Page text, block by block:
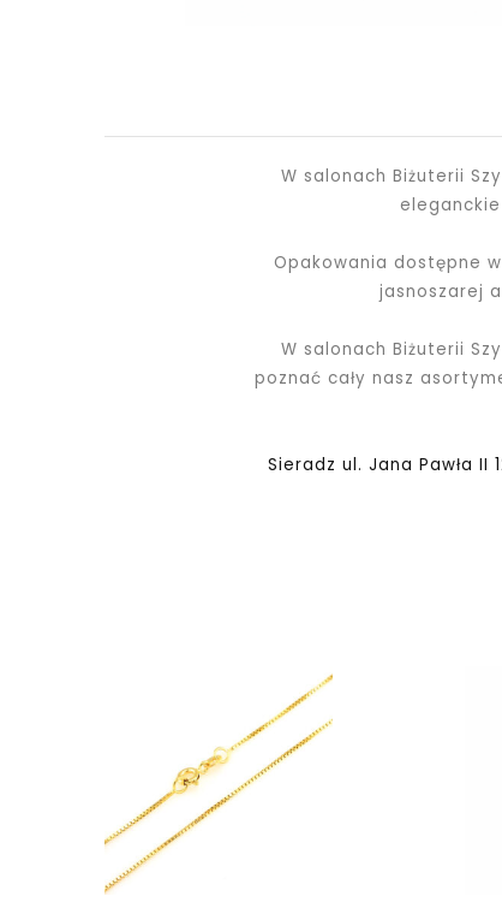
W salonach Biżuterii
Opakowania dostępne
jasnoszarej
W salonach Biżuterii
poznać cały nasz
Sieradz ul. Jana Pawła II